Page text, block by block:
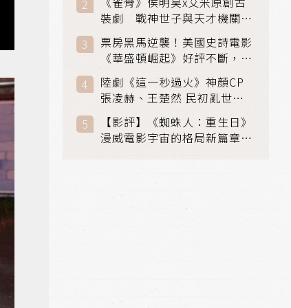
裝劇 戰神世子與天才機關師
聯手攻克身世之謎
票房黑馬逆襲！美國史詩電影
《華盛頓崛起》好評不斷，輾
壓《玩具總動員5》、《超少
女》
陸劇《這一秒過火》神顏CP
張凌赫、王楚然 民初亂世、
家仇國難也要大談禁忌叔嫂戀
【影評】《蜘蛛人：重生日》
漫威電影宇宙的格局新篇章，